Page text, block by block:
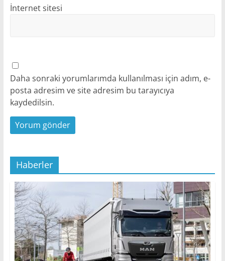
İnternet sitesi
Daha sonraki yorumlarımda kullanılması için adım, e-
posta adresim ve site adresim bu tarayıcıya
kaydedilsin.
Haberler